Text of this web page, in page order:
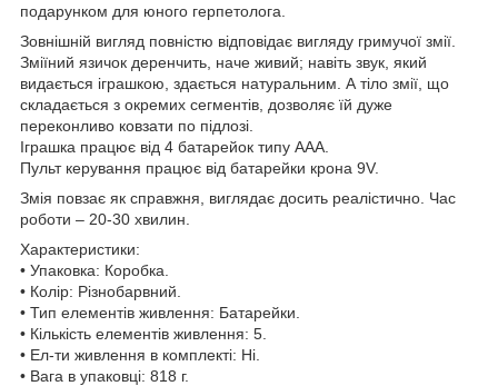
подарунком для юного герпетолога.
Зовнішній вигляд повністю відповідає вигляду гримучої змії.
Зміїний язичок деренчить, наче живий; навіть звук, який
видається іграшкою, здається натуральним. А тіло змії, що
складається з окремих сегментів, дозволяє їй дуже
переконливо ковзати по підлозі.
Іграшка працює від 4 батарейок типу ААА.
Пульт керування працює від батарейки крона 9V.
Змія повзає як справжня, виглядає досить реалістично. Час
роботи – 20-30 хвилин.
Характеристики:
• Упаковка: Коробка.
• Колір: Різнобарвний.
• Тип елементів живлення: Батарейки.
• Кількість елементів живлення: 5.
• Ел-ти живлення в комплекті: Ні.
• Вага в упаковці: 818 г.